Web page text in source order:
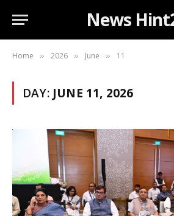
News
Home » 2026 » June » 11
DAY: JUNE 11, 2026